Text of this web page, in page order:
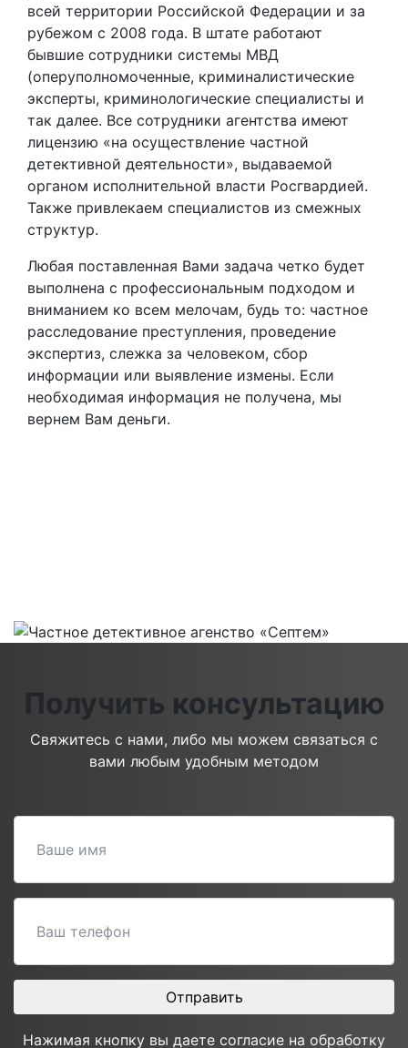
всей территории Российской Федерации и за
рубежом с 2008 года. В штате работают
бывшие сотрудники системы МВД
(оперуполномоченные, криминалистические
эксперты, криминологические специалисты и
так далее. Все сотрудники агентства имеют
лицензию «на осуществление частной
детективной деятельности», выдаваемой
органом исполнительной власти Росгвардией.
Также привлекаем специалистов из смежных
структур.
Любая поставленная Вами задача четко будет
выполнена с профессиональным подходом и
вниманием ко всем мелочам, будь то: частное
расследование преступления, проведение
экспертиз, слежка за человеком, сбор
информации или выявление измены. Если
необходимая информация не получена, мы
вернем Вам деньги.
Получить консультацию
Свяжитесь с нами, либо мы можем связаться с
вами любым удобным методом
Нажимая кнопку вы даете согласие на обработку